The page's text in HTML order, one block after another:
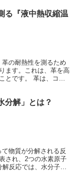
る『液中熱収縮温
ます。これは、革を高
革は、コラ
して革が収縮するので
収縮してしまいます。
しにくくなっていま
中熱収縮温度が高い傾
ンニンなめしの革より
温度が高い革は、高温
分解」とは？
され、2つの水素原子
反応では、水分子が